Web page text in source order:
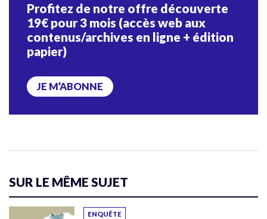
Profitez de notre offre découverte
19€ pour 3 mois (accès web aux
contenus/archives en ligne + édition
papier)
JE M’ABONNE
SUR LE MÊME SUJET
ENQUÊTE